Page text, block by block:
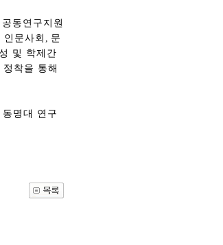
동연구지원
문사회 , 문
및 학제간
착을 통해
동명대 연구